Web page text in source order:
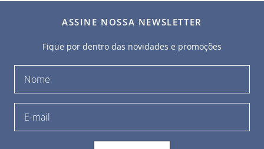
ASSINE NOSSA NEWSLETTER
Fique por dentro das novidades e promoções